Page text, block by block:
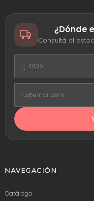
¿Dónde
Consultá el
NAVEGACIÓN
Catálogo